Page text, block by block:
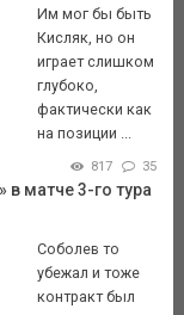
Им мог бы быть
Кисляк, но он
играет слишком
глубоко,
фактически как
на позиции ...
817 35
в матче 3-го тура
Соболев то
убежал и тоже
контракт был